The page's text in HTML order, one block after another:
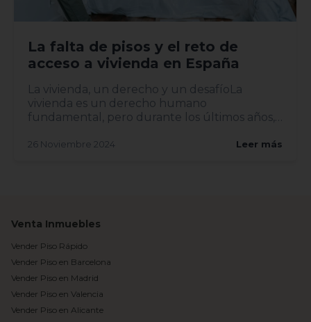
La falta de pisos y el reto de
acceso a vivienda en España
La vivienda, un derecho y un desafíoLa
vivienda es un derecho humano
fundamental, pero durante los últimos años,
26 Noviembre 2024 Leer más
Venta Inmuebles
Vender Piso Rápido
Vender Piso en Barcelona
Vender Piso en Madrid
Vender Piso en Valencia
Vender Piso en Alicante